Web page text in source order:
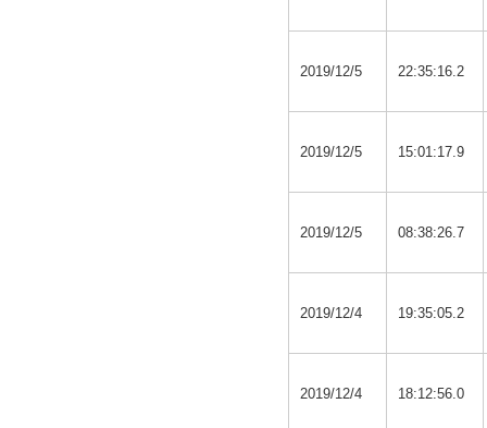
2019/12/5 22:35:16.2
2019/12/5 15:01:17.9
2019/12/5 08:38:26.7
2019/12/4 19:35:05.2
2019/12/4 18:12:56.0